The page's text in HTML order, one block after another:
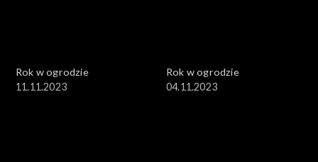
Rok w ogrodzie
11.11.2023
Rok w ogrodzie
04.11.2023